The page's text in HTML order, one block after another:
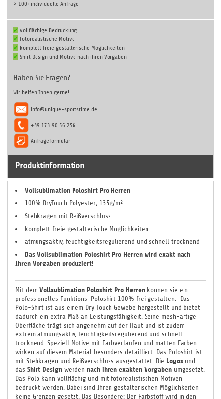
> 100+individuelle Anfrage
✔ vollflächige Bedruckung
✔ fotorealistische Motive
✔ komplett freie gestalterische Möglichkeiten
✔ Shirt Design und Motive nach ihren Vorgaben
Haben Sie Fragen?
Wir helfen Ihnen gerne!
info@unique-sportstime.de
+49 173 90 56 256
Anfrageformular
Produktinformation
Vollsublimation Poloshirt Pro Herren
100% DryTouch Polyester; 135g/m²
Stehkragen mit Reißverschluss
komplett freie gestalterische Möglichkeiten.
atmungsaktiv, feuchtigkeitsregulierend und schnell trocknend
Das Vollsublimation Poloshirt Pro Herren wird exakt nach
Ihren Vorgaben produziert!
Mit dem Vollsublimation Poloshirt Pro Herren können sie ein
professionelles Funktions- Poloshirt 100% frei gestalten. Das
Polo-Shirt ist aus einem Dry Touch Gewebe hergestellt und bietet
dadurch ein extra Maß an Leistungsfähigkeit. Seine mesh-artige
Oberfläche trägt sich angenehm auf der Haut und ist zudem
extrem atmungsaktiv, feuchtigkeitsregulierend und schnell
trocknend. Speziell Motive mit Farbverläufen und matten Farben
wirken auf diesem Material besonders detailliert. Das Poloshirt ist
mit Stehkragen und Reißverschluss ausgestattet. Die Logos und
das Shirt Design werden nach ihren exakten Vorgaben umgesetzt.
Das Polo kann vollflächig und mit fotorealistischen Motiven
bedruckt werden. Dabei sind Ihren gestalterischen Möglichkeiten
keine Grenzen gesetzt. Das Besondere: Der Farbstoff wird in den